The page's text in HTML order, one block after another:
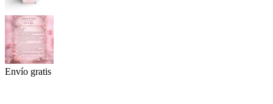
Envío gratis